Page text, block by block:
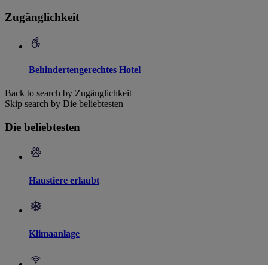
Zugänglichkeit
Behindertengerechtes Hotel
Back to search by Zugänglichkeit
Skip search by Die beliebtesten
Die beliebtesten
Haustiere erlaubt
Klimaanlage